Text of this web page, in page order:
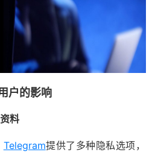
户的影响
料
Telegram提供了多种隐私选项，